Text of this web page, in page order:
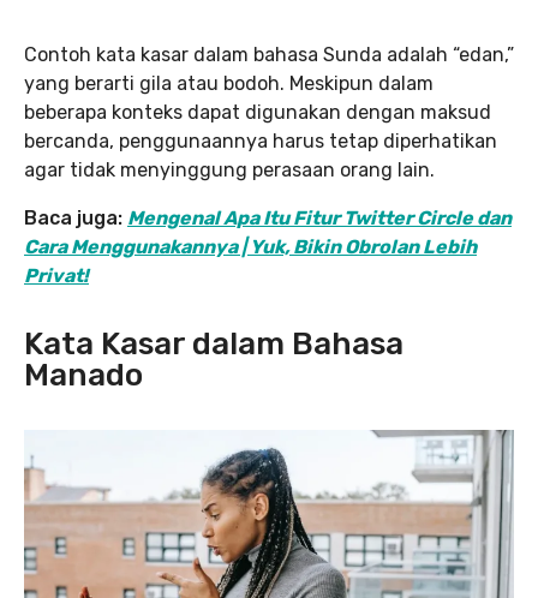
Contoh kata kasar dalam bahasa Sunda adalah “edan,”
yang berarti gila atau bodoh. Meskipun dalam
beberapa konteks dapat digunakan dengan maksud
bercanda, penggunaannya harus tetap diperhatikan
agar tidak menyinggung perasaan orang lain.
Baca juga: Mengenal Apa Itu Fitur Twitter Circle dan
Cara Menggunakannya | Yuk, Bikin Obrolan Lebih
Privat!
Kata Kasar dalam Bahasa
Manado